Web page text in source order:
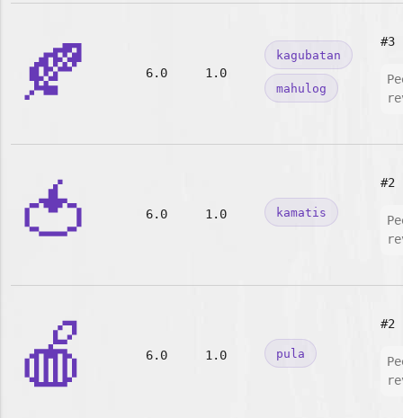
🍂 6.0 1.0
kagubatan
mahulog
#3
🍅 6.0 1.0 kamatis
#2
🍎 6.0 1.0 pula
#2